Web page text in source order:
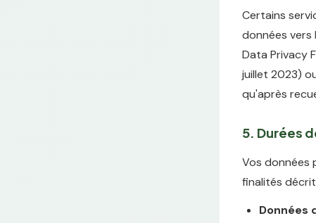
Certains
données vers
Data Privacy
juillet 2023)
qu'après
5. Durées
Vos données
finalités
Données